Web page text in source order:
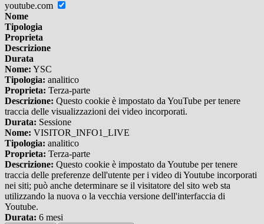
youtube.com
Nome
Tipologia
Proprieta
Descrizione
Durata
Nome: YSC
Tipologia: analitico
Proprieta: Terza-parte
Descrizione: Questo cookie è impostato da YouTube per tenere
traccia delle visualizzazioni dei video incorporati.
Durata: Sessione
Nome: VISITOR_INFO1_LIVE
Tipologia: analitico
Proprieta: Terza-parte
Descrizione: Questo cookie è impostato da Youtube per tenere
traccia delle preferenze dell'utente per i video di Youtube incorporati
nei siti; può anche determinare se il visitatore del sito web sta
utilizzando la nuova o la vecchia versione dell'interfaccia di
Youtube.
Durata: 6 mesi